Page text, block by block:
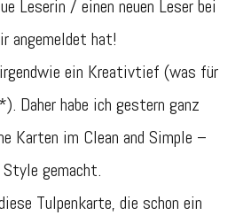
Leserin / einen neuen Leser bei
angemeldet hat!
ein Kreativtief (was für
Daher habe ich gestern ganz
Karten im Clean and Simple –
Style gemacht.
Tulpenkarte, die schon ein